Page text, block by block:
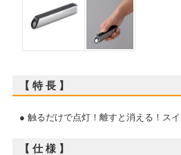
【 特 長 】
● 触るだけで点灯！離すと消える！ス
【 仕 様 】